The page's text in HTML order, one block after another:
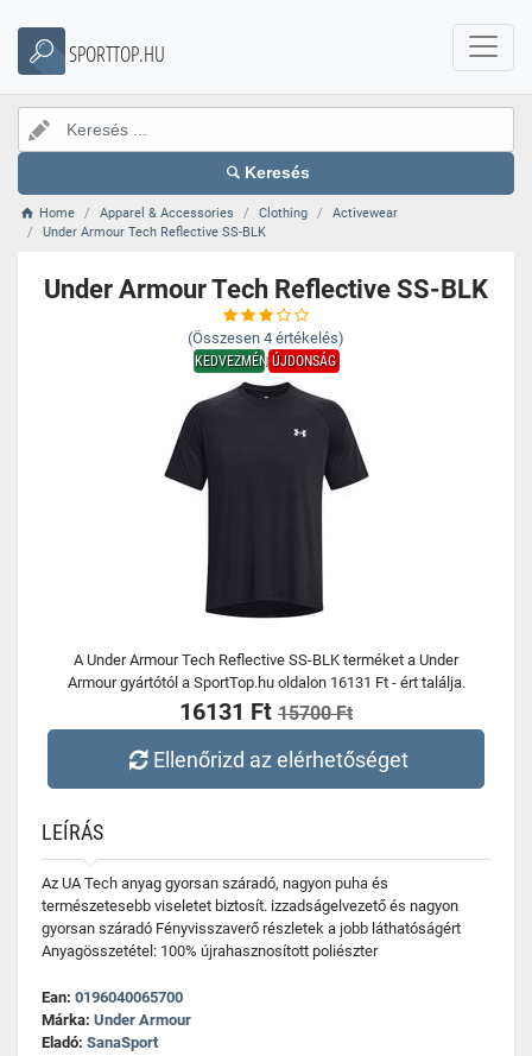
SPORTTOP.HU
Keresés
Home Apparel & Accessories Clothing
Activewear
Under Armour Tech Reflective SS-BLK
Under Armour Tech Reflective SS-BLK
(Összesen 4 értékelés)
KEDVEZMÉNYÚJDONSÁG
A Under Armour Tech Reflective SS-BLK terméket a Under
Armour gyártótól a SportTop.hu oldalon 16131 Ft - ért találja.
16131 Ft 15700 Ft
Ellenőrizd az elérhetőséget
LEÍRÁS
Az UA Tech anyag gyorsan száradó, nagyon puha és
természetesebb viseletet biztosít. izzadságelvezető és nagyon
gyorsan száradó Fényvisszaverő részletek a jobb láthatóságért
Anyagösszetétel: 100% újrahasznosított poliészter
Ean: 0196040065700
Márka: Under Armour
Eladó: SanaSport